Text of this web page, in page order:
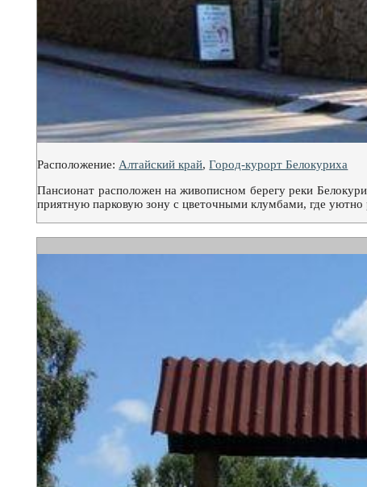
Расположение: Алтайский край,Город-курорт Белокуриха
Пансионат расположен на живописном берегу реки
приятную парковую зону с цветочными клумбами, где уютно